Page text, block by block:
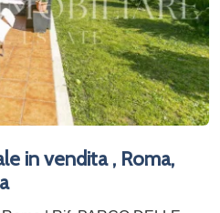
in vendita , Roma,